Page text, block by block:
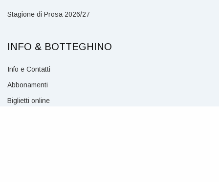
Stagione di Prosa 2026/27
INFO & BOTTEGHINO
Info e Contatti
Abbonamenti
Biglietti online